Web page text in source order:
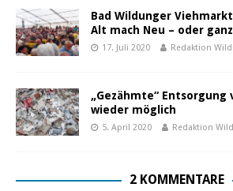
Bad Wildunger
Alt mach Neu – oder
17. Juli 2020 Redaktion
„Gezähmte“ Entsorgung
wieder möglich
5. April 2020 Redaktion
2 KOMMENTARE